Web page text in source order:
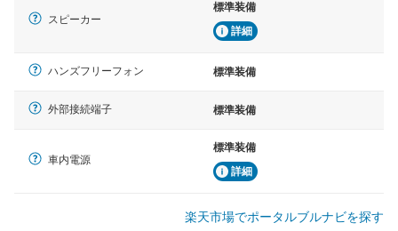
スピーカー
標準装備
詳細
ハンズフリーフォン 標準装備
外部接続端子 標準装備
車内電源
標準装備
詳細
楽天市場でポータルブルナビを探す